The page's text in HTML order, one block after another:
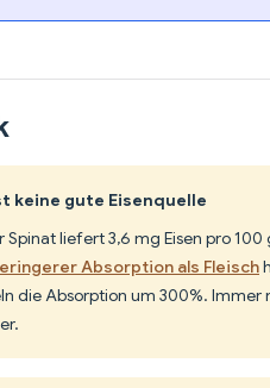
keine gute Eisenquelle
Spinat liefert 3,6 mg Eisen pro
Absorption als Fleisch
die Absorption um 300%.